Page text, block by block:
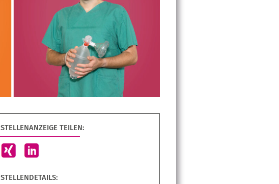
STELLENANZEIGE TEILEN:
STELLENDETAILS: